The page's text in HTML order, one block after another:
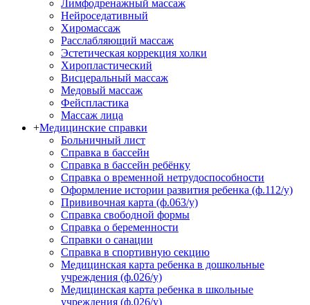
Лимфодренажный массаж
Нейроседативный
Хиромассаж
Расслабляющий массаж
Эстетическая коррекция холки
Хиропластический
Висцеральный массаж
Медовый массаж
Фейспластика
Массаж лица
+Медицинские справки
Больничный лист
Справка в бассейн
Справка в бассейн ребёнку
Справка о временной нетрудоспособности
Оформление истории развития ребенка (ф.112/у)
Прививочная карта (ф.063/у)
Справка свободной формы
Справка о беременности
Справки о санации
Справка в спортивную секцию
Медицинская карта ребенка в дошкольные
учреждения (ф.026/у)
Медицинская карта ребенка в школьные
учреждения (ф.026/у)